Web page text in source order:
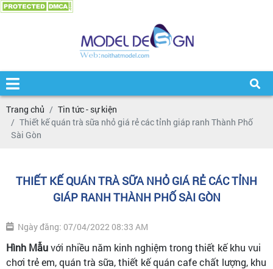
Trang chủ
Tin tức - sự kiện
Thiết kế quán trà sữa nhỏ giá rẻ các tỉnh giáp ranh Thành Phố
Sài Gòn
THIẾT KẾ QUÁN TRÀ SỮA NHỎ GIÁ RẺ CÁC TỈNH
GIÁP RANH THÀNH PHỐ SÀI GÒN
Ngày đăng: 07/04/2022 08:33 AM
Hình Mẫuvới nhiều năm kinh nghiệm trong thiết kế khu vui
chơi trẻ em, quán trà sữa, thiết kế quán cafe chất lượng, khu